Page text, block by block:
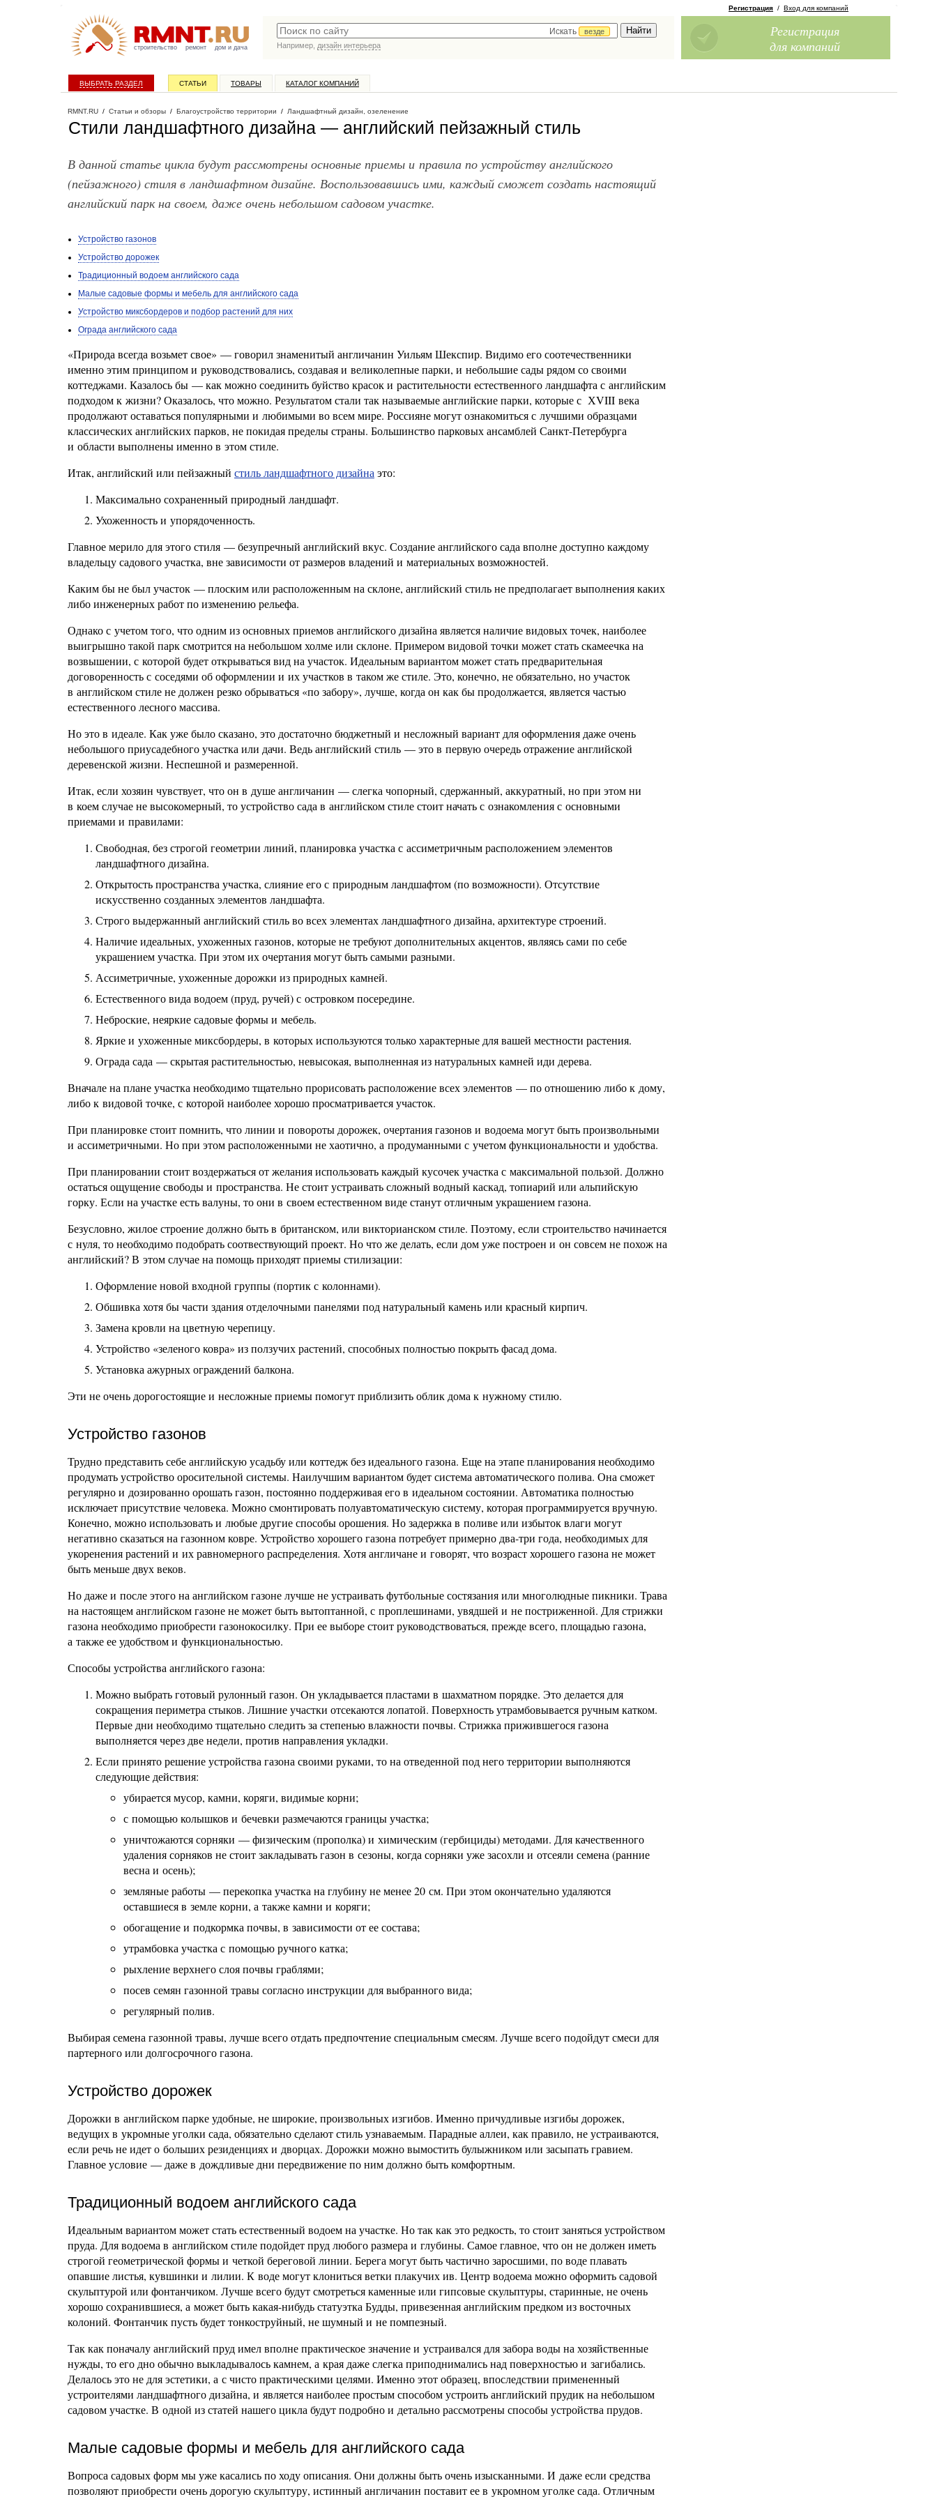
строительство ремонт дом и дача
Искать
везде
Например, дизайн интерьера
Регистрация / Вход для компаний
Регистрация
для компаний
ВЫБРАТЬ РАЗДЕЛ СТАТЬИ ТОВАРЫ КАТАЛОГ КОМПАНИЙ
RMNT.RU / Статьи и обзоры / Благоустройство территории / Ландшафтный дизайн, озеленение
Стили ландшафтного дизайна — английский пейзажный стиль
В данной статье цикла будут рассмотрены основные приемы и правила по устройству английского
(пейзажного) стиля в ландшафтном дизайне. Воспользовавшись ими, каждый сможет создать настоящий
английский парк на своем, даже очень небольшом садовом участке.
Устройство газонов
Устройство дорожек
Традиционный водоем английского сада
Малые садовые формы и мебель для английского сада
Устройство миксбордеров и подбор растений для них
Ограда английского сада
«Природа всегда возьмет свое» — говорил знаменитый англичанин Уильям Шекспир. Видимо его соотечественники
именно этим принципом и руководствовались, создавая и великолепные парки, и небольшие сады рядом со своими
коттеджами. Казалось бы — как можно соединить буйство красок и растительности естественного ландшафта с английским
подходом к жизни? Оказалось, что можно. Результатом стали так называемые английские парки, которые с ХVIII века
продолжают оставаться популярными и любимыми во всем мире. Россияне могут ознакомиться с лучшими образцами
классических английских парков, не покидая пределы страны. Большинство парковых ансамблей Санкт-Петербурга
и области выполнены именно в этом стиле.
Итак, английский или пейзажный стиль ландшафтного дизайна это:
Максимально сохраненный природный ландшафт.
Ухоженность и упорядоченность.
Главное мерило для этого стиля — безупречный английский вкус. Создание английского сада вполне доступно каждому
владельцу садового участка, вне зависимости от размеров владений и материальных возможностей.
Каким бы не был участок — плоским или расположенным на склоне, английский стиль не предполагает выполнения каких
либо инженерных работ по изменению рельефа.
Однако с учетом того, что одним из основных приемов английского дизайна является наличие видовых точек, наиболее
выигрышно такой парк смотрится на небольшом холме или склоне. Примером видовой точки может стать скамеечка на
возвышении, с которой будет открываться вид на участок. Идеальным вариантом может стать предварительная
договоренность с соседями об оформлении и их участков в таком же стиле. Это, конечно, не обязательно, но участок
в английском стиле не должен резко обрываться «по забору», лучше, когда он как бы продолжается, является частью
естественного лесного массива.
Но это в идеале. Как уже было сказано, это достаточно бюджетный и несложный вариант для оформления даже очень
небольшого приусадебного участка или дачи. Ведь английский стиль — это в первую очередь отражение английской
деревенской жизни. Неспешной и размеренной.
Итак, если хозяин чувствует, что он в душе англичанин — слегка чопорный, сдержанный, аккуратный, но при этом ни
в коем случае не высокомерный, то устройство сада в английском стиле стоит начать с ознакомления с основными
приемами и правилами:
Свободная, без строгой геометрии линий, планировка участка с ассиметричным расположением элементов
ландшафтного дизайна.
Открытость пространства участка, слияние его с природным ландшафтом (по возможности). Отсутствие
искусственно созданных элементов ландшафта.
Строго выдержанный английский стиль во всех элементах ландшафтного дизайна, архитектуре строений.
Наличие идеальных, ухоженных газонов, которые не требуют дополнительных акцентов, являясь сами по себе
украшением участка. При этом их очертания могут быть самыми разными.
Ассиметричные, ухоженные дорожки из природных камней.
Естественного вида водоем (пруд, ручей) с островком посередине.
Неброские, неяркие садовые формы и мебель.
Яркие и ухоженные миксбордеры, в которых используются только характерные для вашей местности растения.
Ограда сада — скрытая растительностью, невысокая, выполненная из натуральных камней иди дерева.
Вначале на плане участка необходимо тщательно прорисовать расположение всех элементов — по отношению либо к дому,
либо к видовой точке, с которой наиболее хорошо просматривается участок.
При планировке стоит помнить, что линии и повороты дорожек, очертания газонов и водоема могут быть произвольными
и ассиметричными. Но при этом расположенными не хаотично, а продуманными с учетом функциональности и удобства.
При планировании стоит воздержаться от желания использовать каждый кусочек участка с максимальной пользой. Должно
остаться ощущение свободы и пространства. Не стоит устраивать сложный водный каскад, топиарий или альпийскую
горку. Если на участке есть валуны, то они в своем естественном виде станут отличным украшением газона.
Безусловно, жилое строение должно быть в британском, или викторианском стиле. Поэтому, если строительство начинается
с нуля, то необходимо подобрать соотвествующий проект. Но что же делать, если дом уже построен и он совсем не похож на
английский? В этом случае на помощь приходят приемы стилизации:
Оформление новой входной группы (портик с колоннами).
Обшивка хотя бы части здания отделочными панелями под натуральный камень или красный кирпич.
Замена кровли на цветную черепицу.
Устройство «зеленого ковра» из ползучих растений, способных полностью покрыть фасад дома.
Установка ажурных ограждений балкона.
Эти не очень дорогостоящие и несложные приемы помогут приблизить облик дома к нужному стилю.
Устройство газонов
Трудно представить себе английскую усадьбу или коттедж без идеального газона. Еще на этапе планирования необходимо
продумать устройство оросительной системы. Наилучшим вариантом будет система автоматического полива. Она сможет
регулярно и дозированно орошать газон, постоянно поддерживая его в идеальном состоянии. Автоматика полностью
исключает присутствие человека. Можно смонтировать полуавтоматическую систему, которая программируется вручную.
Конечно, можно использовать и любые другие способы орошения. Но задержка в поливе или избыток влаги могут
негативно сказаться на газонном ковре. Устройство хорошего газона потребует примерно два-три года, необходимых для
укоренения растений и их равномерного распределения. Хотя англичане и говорят, что возраст хорошего газона не может
быть меньше двух веков.
Но даже и после этого на английском газоне лучше не устраивать футбольные состязания или многолюдные пикники. Трава
на настоящем английском газоне не может быть вытоптанной, с проплешинами, увядшей и не постриженной. Для стрижки
газона необходимо приобрести газонокосилку. При ее выборе стоит руководствоваться, прежде всего, площадью газона,
а также ее удобством и функциональностью.
Способы устройства английского газона:
Можно выбрать готовый рулонный газон. Он укладывается пластами в шахматном порядке. Это делается для
сокращения периметра стыков. Лишние участки отсекаются лопатой. Поверхность утрамбовывается ручным катком.
Первые дни необходимо тщательно следить за степенью влажности почвы. Стрижка прижившегося газона
выполняется через две недели, против направления укладки.
Если принято решение устройства газона своими руками, то на отведенной под него территории выполняются
следующие действия:
убирается мусор, камни, коряги, видимые корни;
с помощью колышков и бечевки размечаются границы участка;
уничтожаются сорняки — физическим (прополка) и химическим (гербициды) методами. Для качественного
удаления сорняков не стоит закладывать газон в сезоны, когда сорняки уже засохли и отсеяли семена (ранние
весна и осень);
земляные работы — перекопка участка на глубину не менее 20 см. При этом окончательно удаляются
оставшиеся в земле корни, а также камни и коряги;
обогащение и подкормка почвы, в зависимости от ее состава;
утрамбовка участка с помощью ручного катка;
рыхление верхнего слоя почвы граблями;
посев семян газонной травы согласно инструкции для выбранного вида;
регулярный полив.
Выбирая семена газонной травы, лучше всего отдать предпочтение специальным смесям. Лучше всего подойдут смеси для
партерного или долгосрочного газона.
Устройство дорожек
Дорожки в английском парке удобные, не широкие, произвольных изгибов. Именно причудливые изгибы дорожек,
ведущих в укромные уголки сада, обязательно сделают стиль узнаваемым. Парадные аллеи, как правило, не устраиваются,
если речь не идет о больших резиденциях и дворцах. Дорожки можно вымостить булыжником или засыпать гравием.
Главное условие — даже в дождливые дни передвижение по ним должно быть комфортным.
Традиционный водоем английского сада
Идеальным вариантом может стать естественный водоем на участке. Но так как это редкость, то стоит заняться устройством
пруда. Для водоема в английском стиле подойдет пруд любого размера и глубины. Самое главное, что он не должен иметь
строгой геометрической формы и четкой береговой линии. Берега могут быть частично заросшими, по воде плавать
опавшие листья, кувшинки и лилии. К воде могут клониться ветки плакучих ив. Центр водоема можно оформить садовой
скульптурой или фонтанчиком. Лучше всего будут смотреться каменные или гипсовые скульптуры, старинные, не очень
хорошо сохранившиеся, а может быть какая-нибудь статуэтка Будды, привезенная английским предком из восточных
колоний. Фонтанчик пусть будет тонкоструйный, не шумный и не помпезный.
Так как поначалу английский пруд имел вполне практическое значение и устраивался для забора воды на хозяйственные
нужды, то его дно обычно выкладывалось камнем, а края даже слегка приподнимались над поверхностью и загибались.
Делалось это не для эстетики, а с чисто практическими целями. Именно этот образец, впоследствии примененный
устроителями ландшафтного дизайна, и является наиболее простым способом устроить английский прудик на небольшом
садовом участке. В одной из статей нашего цикла будут подробно и детально рассмотрены способы устройства прудов.
Малые садовые формы и мебель для английского сада
Вопроса садовых форм мы уже касались по ходу описания. Они должны быть очень изысканными. И даже если средства
позволяют приобрести очень дорогую скульптуру, истинный англичанин поставит ее в укромном уголке сада. Отличным